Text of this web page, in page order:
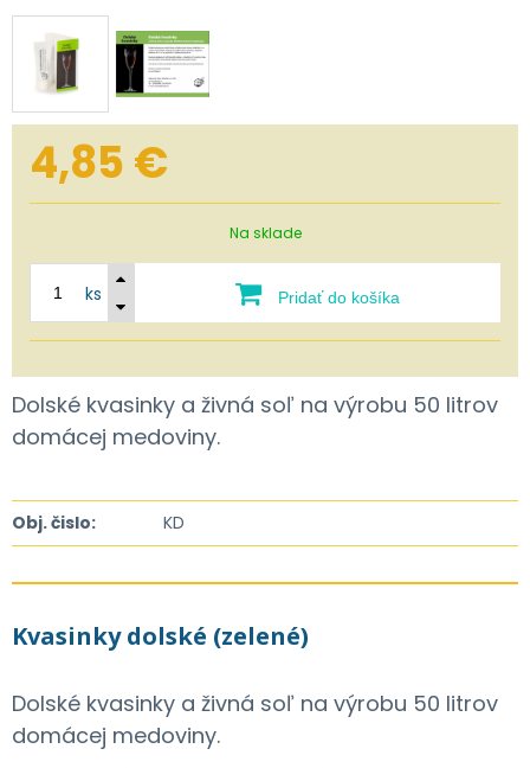
4,85€
Na sklade
ks Pridať do košíka
Dolské kvasinky a živná soľ na výrobu 50 litrov
domácej medoviny.
Obj. čislo: KD
Kvasinky dolské (zelené)
Dolské kvasinky a živná soľ na výrobu 50 litrov
domácej medoviny.